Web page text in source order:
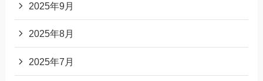
2025年9月
2025年8月
2025年7月